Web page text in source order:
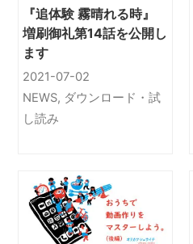
『追体験 霧晴れる時』
増刷御礼第14話を公開し
ます
2021-07-02
NEWS, ダウンロード・試
し読み